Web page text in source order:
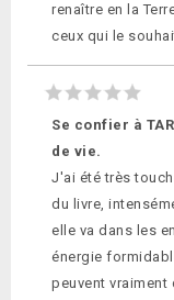
renaître en la
ceux qui le
Se confier à
de vie.
J'ai été très
du livre,
elle va dans les
énergie
peuvent vraiment